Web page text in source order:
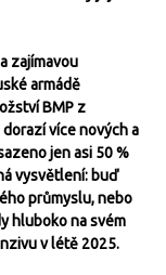
zajímavou
armádě
BMP z
více nových a
jen asi 50 %
vysvětlení: buď
průmyslu, nebo
hluboko na svém
v létě 2025.